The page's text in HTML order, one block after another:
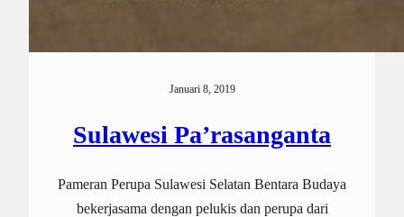
Januari 8, 2019
Sulawesi Pa’rasanganta
Pameran Perupa Sulawesi Selatan Bentara Budaya
bekerjasama dengan pelukis dan perupa dari